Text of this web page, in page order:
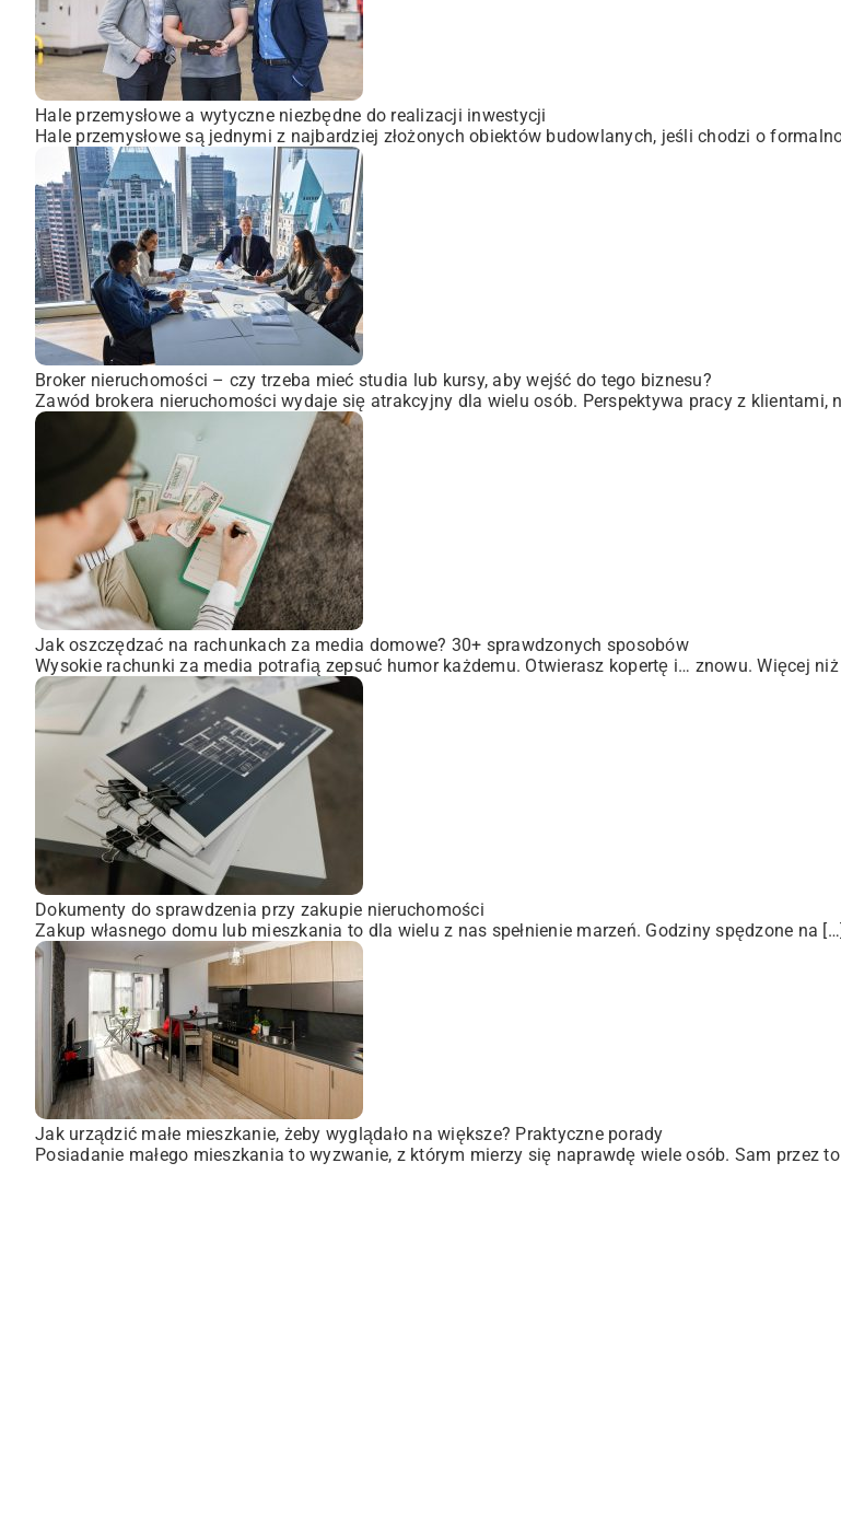
Hale przemysłowe a wytyczne niezbędne do realizacji inwestycji
Hale przemysłowe są jednymi z najbardziej złożonych obiektów budowlanych, jeśli chodzi o
Broker nieruchomości – czy trzeba mieć studia lub kursy, aby wejść do tego biznesu?
Zawód brokera nieruchomości wydaje się atrakcyjny dla wielu osób. Perspektywa pracy z klientami,
Jak oszczędzać na rachunkach za media domowe? 30+ sprawdzonych sposobów
Wysokie rachunki za media potrafią zepsuć humor każdemu. Otwierasz kopertę i… znowu. Więcej
Dokumenty do sprawdzenia przy zakupie nieruchomości
Zakup własnego domu lub mieszkania to dla wielu z nas spełnienie marzeń. Godziny spędzone na […]
Jak urządzić małe mieszkanie, żeby wyglądało na większe? Praktyczne porady
Posiadanie małego mieszkania to wyzwanie, z którym mierzy się naprawdę wiele osób. Sam przez